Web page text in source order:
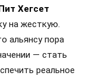
Хегсет
на жесткую.
альянсу пора
— стать
реальное